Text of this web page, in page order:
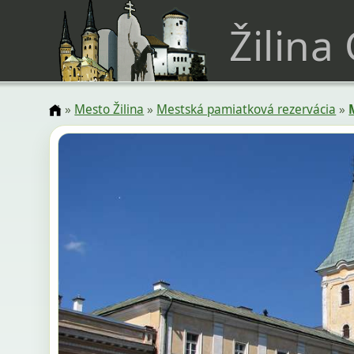
Žilina
» Mesto Žilina » Mestská pamiatková rezervácia »